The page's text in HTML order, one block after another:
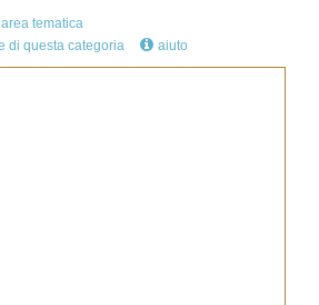
tematica
di questa categoria
aiuto